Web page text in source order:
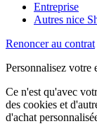
Entreprise
Autres nice
Renoncer au contrat
Personnalisez votre
Ce n'est qu'avec
des cookies et
d'achat